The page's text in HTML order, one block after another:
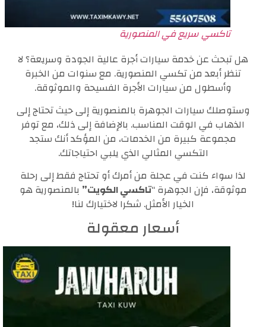
تاكسي سريع في المنصورية
هل تبحث عن خدمة سيارات أجرة عالية الجودة وسريعة؟ لا
تنظر أبعد من تكسي المنصورية. مع سنوات من الخبرة
وأسطول من سيارات الأجرة الفسيحة والموثوقة.
وستوصلك سيارات الجوهرة بالمنصورية إلى حيث تحتاج إلى
الذهاب في الوقت المناسب. بالإضافة إلى ذلك، مع توفر
مجموعة كبيرة من الخدمات، من المؤكد أنك ستجد
التكسي المثالي الذي يلبي احتياجاتك.
لذا سواء كنت في عجلة من أمرك أو تحتاج فقط إلى رحلة
موثوقة، فإن الجوهرة “تاكسي الكويت”بالمنصورية هو
الخيار الأمثل. شكرا لاختيارك لنا!
أسعار معقولة